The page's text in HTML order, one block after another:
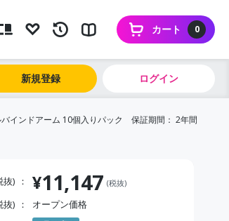
0
カート
新規登録 ログイン
インドアーム 10個入りパック 保証期間： 2年間
抜) ¥11,147 (税抜)
抜)
オープン価格